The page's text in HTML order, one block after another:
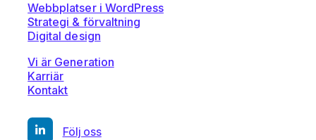
Webbplatser i WordPress
Strategi & förvaltning
Digital design
Vi är Generation
Karriär
Kontakt
Följ oss